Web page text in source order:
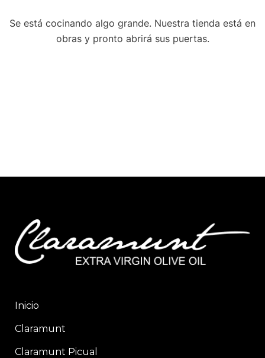
Se está cocinando algo grande. Nuestra tienda está en
obras y pronto abrirá sus puertas.
Inicio
Claramunt
Claramunt Picual